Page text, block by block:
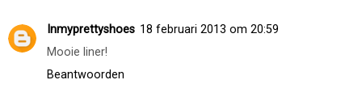
Inmyprettyshoes 18 februari 2013 om 20:59
Mooie liner!
Beantwoorden